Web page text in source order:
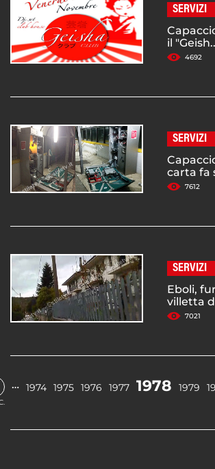
SERVIZI
il
4692
SERVIZI
carta fa
7612
SERVIZI
Eboli,
villetta
7021
… 1974 1975 1976 1977 1978 1979